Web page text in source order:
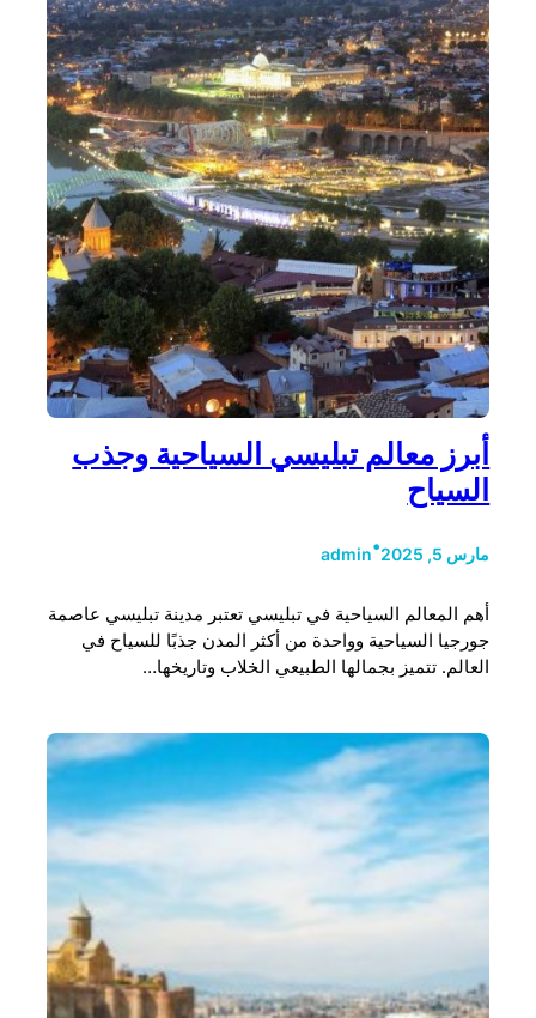
أبرز معالم تبليسي السياحية وجذب
السياح
مارس 5, 2025 •
admin
أهم المعالم السياحية في تبليسي تعتبر مدينة تبليسي عاصمة
جورجيا السياحية وواحدة من أكثر المدن جذبًا للسياح في
العالم. تتميز بجمالها الطبيعي الخلاب وتاريخها…